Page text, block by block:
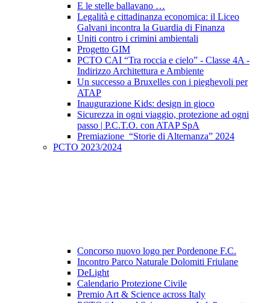
E le stelle ballavano …
Legalità e cittadinanza economica: il Liceo
Galvani incontra la Guardia di Finanza
Uniti contro i crimini ambientali
Progetto GIM
PCTO CAI “Tra roccia e cielo” - Classe 4A -
Indirizzo Architettura e Ambiente
Un successo a Bruxelles con i pieghevoli per
ATAP
Inaugurazione Kids: design in gioco
Sicurezza in ogni viaggio, protezione ad ogni
passo | P.C.T.O. con ATAP SpA
Premiazione “Storie di Alternanza” 2024
PCTO 2023/2024
Concorso nuovo logo per Pordenone F.C.
Incontro Parco Naturale Dolomiti Friulane
DeLight
Calendario Protezione Civile
Premio Art & Science across Italy